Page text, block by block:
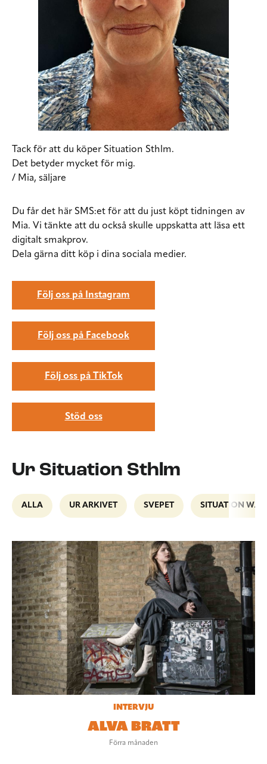
Tack för att du köper Situation Sthlm.
Det betyder mycket för mig.
/ Mia, säljare
Du får det här SMS:et för att du just köpt tidningen av
Mia. Vi tänkte att du också skulle uppskatta att läsa ett
digitalt smakprov.
Dela gärna ditt köp i dina sociala medier.
Följ oss på Instagram
Följ oss på Facebook
Följ oss på TikTok
Stöd oss
Ur Situation Sthlm
ALLA UR ARKIVET SVEPET SITUATION
INTERVJU
ALVA BRATT
Förra månaden